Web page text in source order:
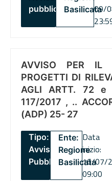
pubblico
Basilicata
09/
AVVISO PER IL
PROGETTI DI
AGLI ARTT. 72
117/2017 , ..
(ADP) 25- 27
Tipo:
Avviso
Pubblico
Ente:
Regione
Basilicata
Data
inizio:
16/07/
09:00